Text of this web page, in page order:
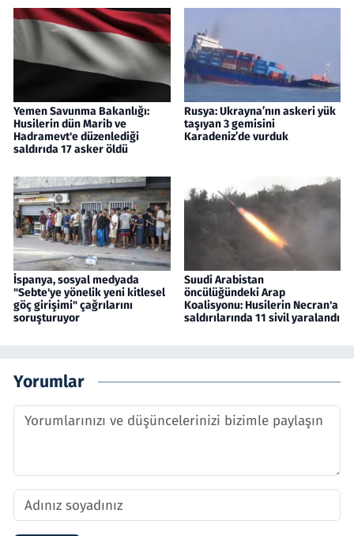
Yemen Savunma Bakanlığı:
Husilerin dün Marib ve
Hadramevt'e düzenlediği
saldırıda 17 asker öldü
Rusya: Ukrayna’nın askeri yük
taşıyan 3 gemisini
Karadeniz’de vurduk
İspanya, sosyal medyada
"Sebte'ye yönelik yeni kitlesel
göç girişimi" çağrılarını
soruşturuyor
Suudi Arabistan
öncülüğündeki Arap
Koalisyonu: Husilerin Necran'a
saldırılarında 11 sivil yaralandı
Yorumlar